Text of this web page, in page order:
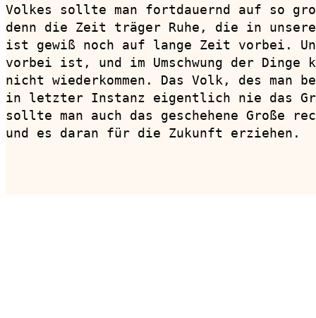
Volkes sollte man fortdauernd auf so
denn die Zeit träger Ruhe, die in
ist gewiß noch auf lange Zeit vorbei.
vorbei ist, und im Umschwung der
nicht wiederkommen. Das Volk, des man
in letzter Instanz eigentlich nie das
sollte man auch das geschehene Große
und es daran für die Zukunft erziehen.